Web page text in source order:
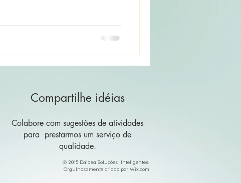
Compartilhe idéias
Colabore com sugestões de atividades
para prestarmos um serviço de
qualidade.
© 2015 Daidea Soluções Inteligentes.
Orgulhosamente criado por Wix.com